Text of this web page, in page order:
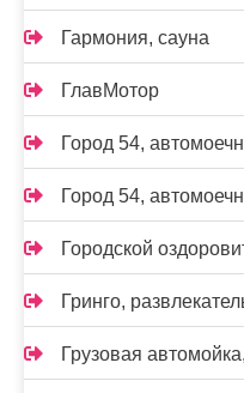
Гармония, сауна
ГлавМотор
Город 54,
Город 54,
Городской
Гринго,
Грузовая